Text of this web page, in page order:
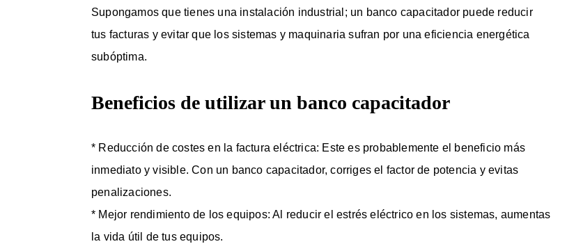
Supongamos que tienes una instalación industrial; un banco capacitador puede reducir
tus facturas y evitar que los sistemas y maquinaria sufran por una eficiencia energética
subóptima.
Beneficios de utilizar un banco capacitador
* Reducción de costes en la factura eléctrica: Este es probablemente el beneficio más
inmediato y visible. Con un banco capacitador, corriges el factor de potencia y evitas
penalizaciones.
* Mejor rendimiento de los equipos: Al reducir el estrés eléctrico en los sistemas, aumentas
la vida útil de tus equipos.